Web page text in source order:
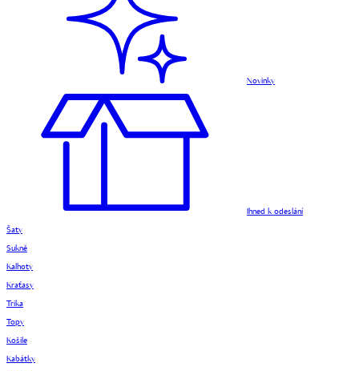
Novinky
Ihned k odeslání
Šaty
Sukně
Kalhoty
Kraťasy
Trika
Topy
Košile
Kabátky